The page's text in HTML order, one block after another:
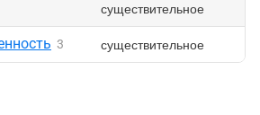
существительное
3 существительное